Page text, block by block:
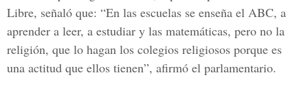
Libre, señaló que: “En las escuelas se enseña el ABC, a
aprender a leer, a estudiar y las matemáticas, pero no la
religión, que lo hagan los colegios religiosos porque es
una actitud que ellos tienen”, afirmó el parlamentario.